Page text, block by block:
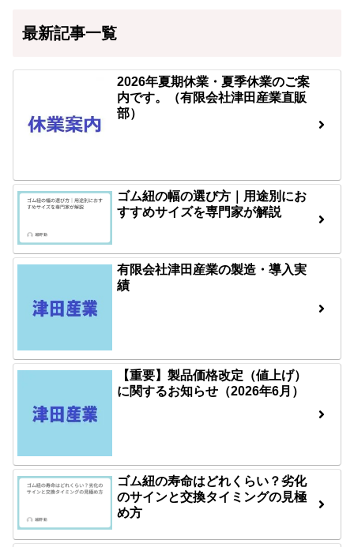
最新記事一覧
2026年夏期休業・夏季休業のご案
内です。（有限会社津田産業直販
部）
ゴム紐の幅の選び方｜用途別にお
すすめサイズを専門家が解説
有限会社津田産業の製造・導入実
績
【重要】製品価格改定（値上げ）
に関するお知らせ（2026年6月）
ゴム紐の寿命はどれくらい？劣化
のサインと交換タイミングの見極
め方